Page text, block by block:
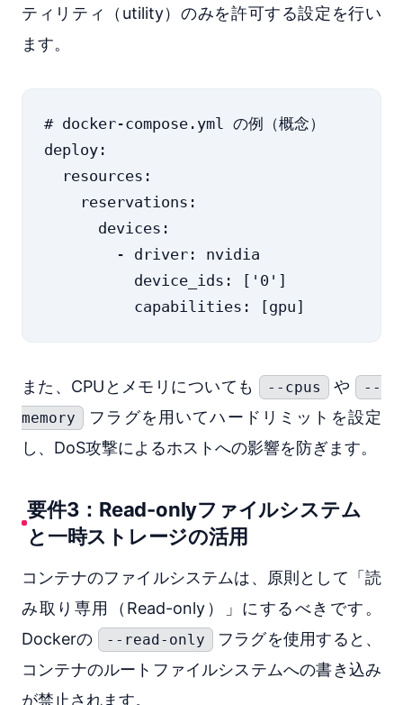
ティリティ（utility）のみを許可する設定を行い
ます。
# docker-compose.yml の例（概念）
deploy:
  resources:
    reservations:
      devices:
        - driver: nvidia
          device_ids: ['0']
また、CPUとメモリについても --cpus や
--
memory
フラグを用いてハードリミットを設定
し、DoS攻撃によるホストへの影響を防ぎます。
要件3：Read-onlyファイルシステム
と一時ストレージの活用
コンテナのファイルシステムは、原則として「読
み取り専用（Read-only）」にするべきです。
Dockerの
--read-only
フラグを使用すると、
コンテナのルートファイルシステムへの書き込み
が禁止されます。